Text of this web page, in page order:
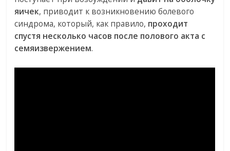
яичек, приводит к возникновению болевого
синдрома, который, как правило, проходит
спустя несколько часов после полового акта с
семяизвержением.